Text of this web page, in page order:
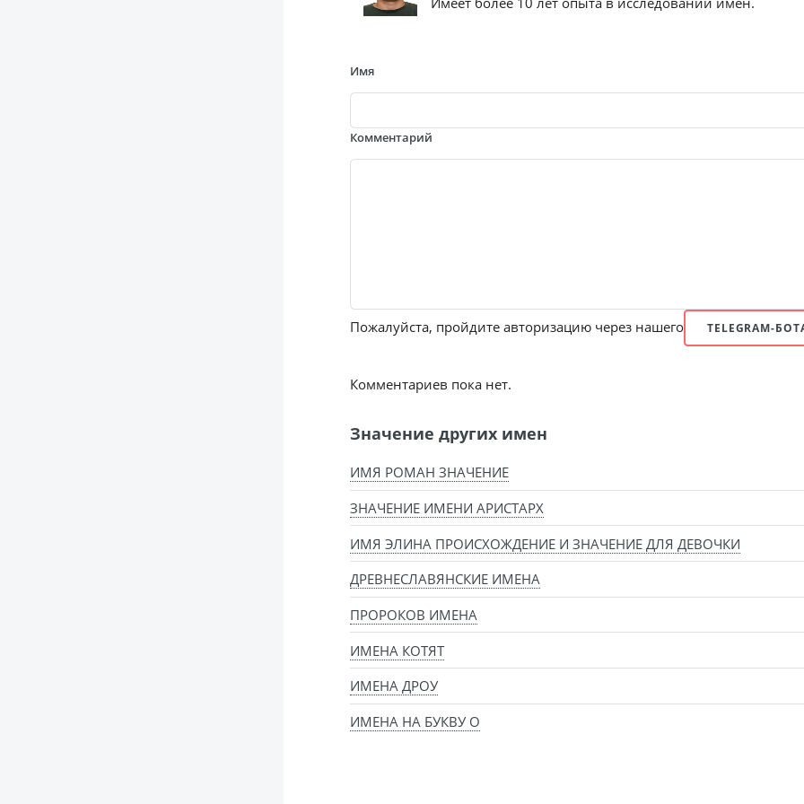
Имя
Комментарий
Пожалуйста, пройдите авторизацию через нашего TELEGRAM-
Комментариев пока нет.
Значение других имен
ИМЯ РОМАН ЗНАЧЕНИЕ
ЗНАЧЕНИЕ ИМЕНИ АРИСТАРХ
ИМЯ ЭЛИНА ПРОИСХОЖДЕНИЕ И ЗНАЧЕНИЕ ДЛЯ ДЕВОЧКИ
ДРЕВНЕСЛАВЯНСКИЕ ИМЕНА
ПРОРОКОВ ИМЕНА
ИМЕНА КОТЯТ
ИМЕНА ДРОУ
ИМЕНА НА БУКВУ О